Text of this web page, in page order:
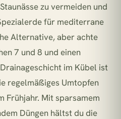
zu vermeiden und
für mediterrane
Alternative, aber achte
7 und 8 und einen
im Kübel ist
regelmäßiges Umtopfen
Frühjahr. Mit sparsamem
Düngen hältst du die